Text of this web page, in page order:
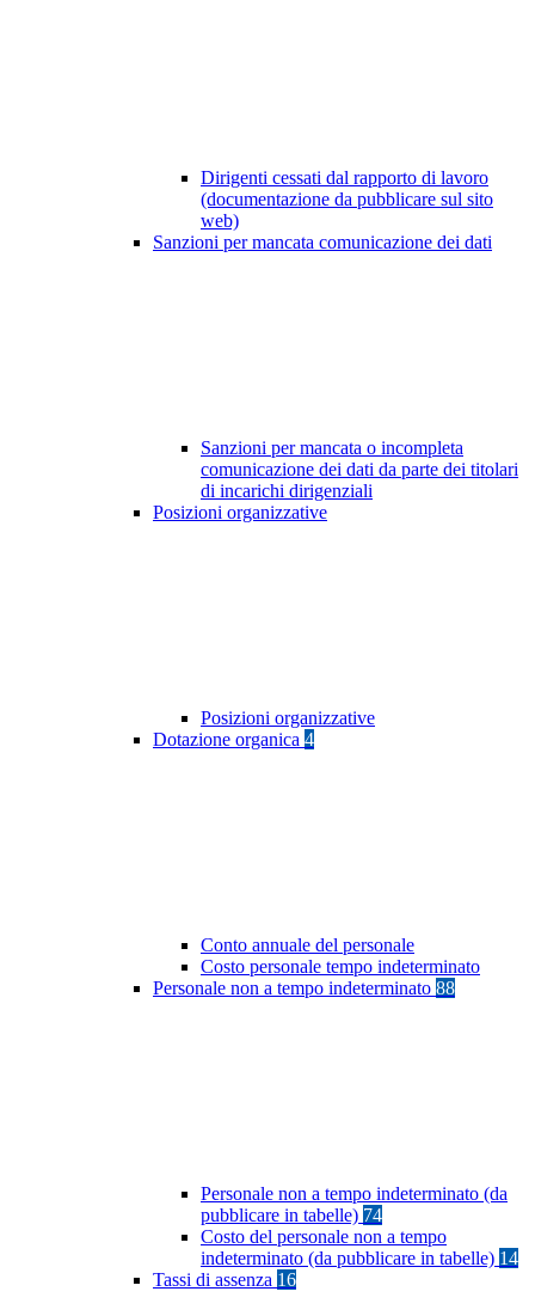
Dirigenti cessati dal rapporto di lavoro
(documentazione da pubblicare sul sito
web)
Sanzioni per mancata comunicazione dei dati
Sanzioni per mancata o incompleta
comunicazione dei dati da parte dei titolari
di incarichi dirigenziali
Posizioni organizzative
Posizioni organizzative
Dotazione organica 4
Conto annuale del personale
Costo personale tempo indeterminato
Personale non a tempo indeterminato 88
Personale non a tempo indeterminato (da
pubblicare in tabelle) 74
Costo del personale non a tempo
indeterminato (da pubblicare in tabelle) 14
Tassi di assenza 16